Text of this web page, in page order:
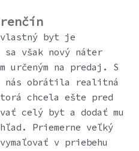
vlastný byt je
sa však nový náter
určeným na predaj. S
nás obrátila realitná
chcela ešte pred
celý byt a dodať mu
Priemerne veľký
v priebehu